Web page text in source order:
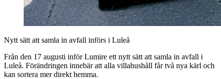
Nytt sätt att samla in avfall införs i Luleå
Från den 17 augusti inför Lumire ett nytt sätt att samla in avfall i
Luleå. Förändringen innebär att alla villahushåll får två nya kärl och
kan sortera mer direkt hemma.